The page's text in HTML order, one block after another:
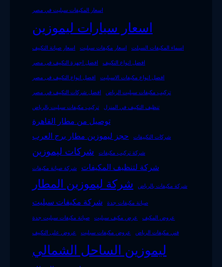
اسعار المكيفات سبليت في مصر
اسعار سيارات ليموزين
اسعار صيانة التكييف اسعار مكيفات سبليت اسماء المكيفات السبلت
افضل اجهزة التكييف فى مصر افضل انواع التكييف
افضل انواع التكييف فى مصر افضل انواع مكيفات الاسبليت
افضل شركات التكييف في مصر تركيب مكيفات سبليت الرياض
تركيب مكيفات سبليت بالرياض تنظيف التكييف في المنزل
توصيل من مطار القاهرة
حجز ليموزين مطار برج العرب
شركات التكييفات
شركات ليموزين شركة تركيب مكيفات
شركة صيانة مكيفات شركة لتنظيف المكيفات
شركة ليموزين المطار شركة مكيفات بالرياض
شركة مكيفات سبليت صيانة مكيفات جدة
صيانة مكيفات سبليت جدة عرض مكيف سبليت عروض المكيف
عروض على التكييف عروض مكيفات سبليت فني مكيفات الرياض
ليموزين الساحل الشمالي